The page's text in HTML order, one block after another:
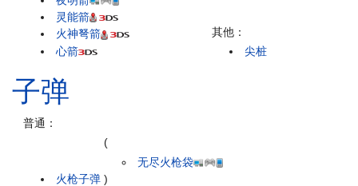
灵能箭
火神弩箭
心箭
其他：
尖桩
子弹
普通：
火枪子弹
(
无尽火枪袋
)